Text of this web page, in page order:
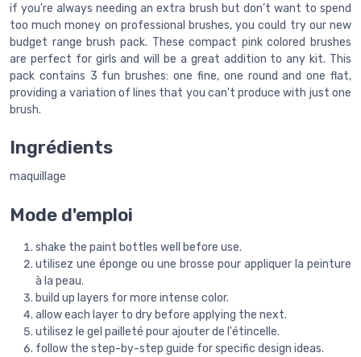
if you're always needing an extra brush but don’t want to spend
too much money on professional brushes, you could try our new
budget range brush pack. These compact pink colored brushes
are perfect for girls and will be a great addition to any kit. This
pack contains 3 fun brushes: one fine, one round and one flat,
providing a variation of lines that you can't produce with just one
brush.
Ingrédients
maquillage
Mode d'emploi
shake the paint bottles well before use.
utilisez une éponge ou une brosse pour appliquer la peinture
à la peau.
build up layers for more intense color.
allow each layer to dry before applying the next.
utilisez le gel pailleté pour ajouter de l'étincelle.
follow the step-by-step guide for specific design ideas.